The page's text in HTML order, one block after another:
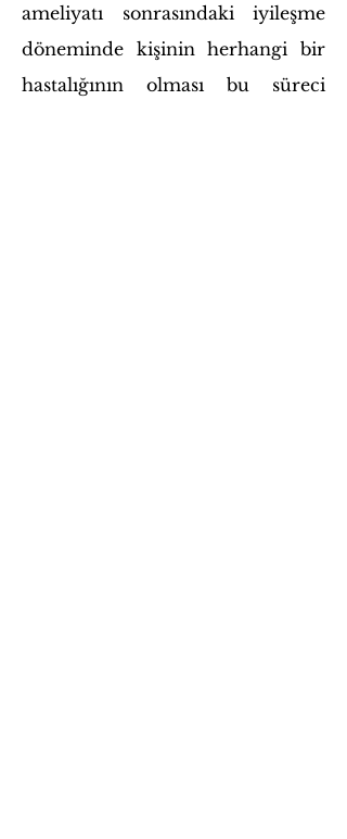
ameliyatı sonrasındaki iyileşme
döneminde kişinin herhangi bir
hastalığının olması bu süreci